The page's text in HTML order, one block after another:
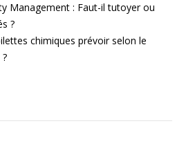
Management : Faut-il tutoyer ou
?
chimiques prévoir selon le